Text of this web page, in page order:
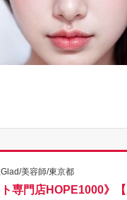
美容師/東京都
ト専門店HOPE1000》